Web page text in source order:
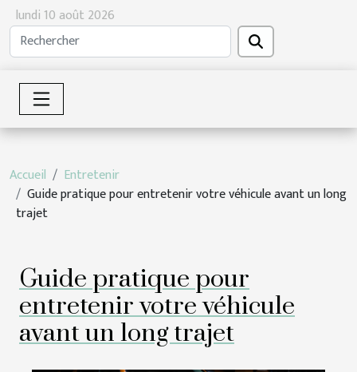
lundi 10 août 2026
Accueil
Entretenir
Guide pratique pour entretenir votre véhicule avant un long
trajet
Guide pratique pour
entretenir votre véhicule
avant un long trajet